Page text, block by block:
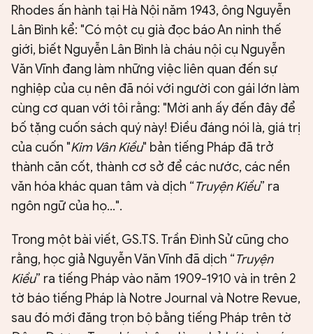
Rhodes ấn hành tại Hà Nội năm 1943, ông Nguyễn
Lân Bình kể: "Có một cụ già đọc báo An ninh thế
giới, biết Nguyễn Lân Bình là cháu nội cụ Nguyễn
Văn Vĩnh đang làm những việc liên quan đến sự
nghiệp của cụ nên đã nói với người con gái lớn làm
cùng cơ quan với tôi rằng: "Mời anh ấy đến đây để
bố tặng cuốn sách quý này! Điều đáng nói là, giá trị
của cuốn "Kim Vân Kiều" bản tiếng Pháp đã trở
thành căn cốt, thành cơ sở để các nước, các nền
văn hóa khác quan tâm và dịch “Truyện Kiều” ra
ngôn ngữ của họ...".
Trong một bài viết, GS.TS. Trần Đình Sử cũng cho
rằng, học giả Nguyễn Văn Vĩnh đã dịch “Truyện
Kiều” ra tiếng Pháp vào năm 1909-1910 và in trên 2
tờ báo tiếng Pháp là Notre Journal và Notre Revue,
sau đó mới đăng trọn bộ bằng tiếng Pháp trên tờ